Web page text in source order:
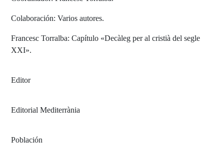
Colaboración: Varios autores.
Francesc Torralba: Capítulo «Decàleg per al cristià del segle
XXI».
Editor
Editorial Mediterrània
Población